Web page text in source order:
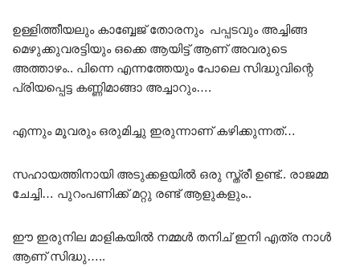
ഉള്ളിത്തീയലും കാബ്ബേജ് തോരനും പപ്പടവും അച്ചിങ്ങ
മെഴുക്കുവരട്ടിയും ഒക്കെ ആയിട്ട് ആണ് അവരുടെ
അത്താഴം.. പിന്നെ എന്നത്തേയും പോലെ സിദ്ധുവിന്റെ
പ്രിയപ്പെട്ട കണ്ണിമാങ്ങാ അച്ചാറും….
എന്നും മൂവരും ഒരുമിച്ചു ഇരുന്നാണ് കഴിക്കുന്നത്…
സഹായത്തിനായി അടുക്കളയിൽ ഒരു സ്ത്രീ ഉണ്ട്‌.. രാജമ്മ
ചേച്ചി… പുറംപണിക്ക് മറ്റു രണ്ട് ആളുകളും..
ഈ ഇരുനില മാളികയിൽ നമ്മൾ തനിച് ഇനി എത്ര നാൾ
ആണ് സിദ്ധു…..